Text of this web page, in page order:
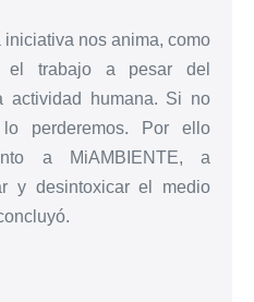
iniciativa nos anima, como
el trabajo a pesar del
actividad humana. Si no
perderemos. Por ello
a MiAMBIENTE, a
y desintoxicar el medio